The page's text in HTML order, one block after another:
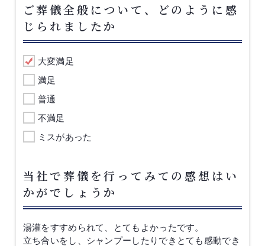
ご葬儀全般について、どのように感
じられましたか
大変満足
満足
普通
不満足
ミスがあった
当社で葬儀を行ってみての感想はい
かがでしょうか
湯灌をすすめられて、とてもよかったです。
立ち合いをし、シャンプーしたりできとても感動でき